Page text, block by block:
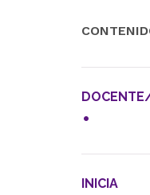
INICIA